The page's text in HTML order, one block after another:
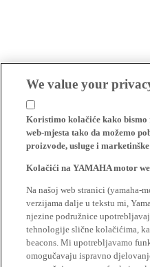
We value your
Koristimo kolačiće kako bismo
web-mjesta tako da možemo
proizvode, usluge i
Kolačići na YAMAHA motor
Na našoj web stranici (yamaha-
verzijama dalje u tekstu mi,
njezine podružnice
tehnologije slične kolačićima,
beacons. Mi upotrebljavamo
omogučavaju ispravno